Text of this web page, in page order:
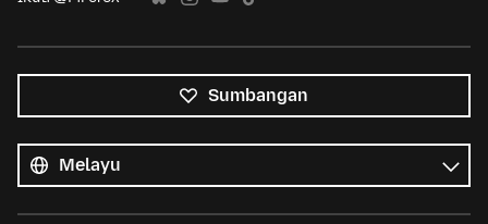
Sumbangan
bahasa
Bahasa